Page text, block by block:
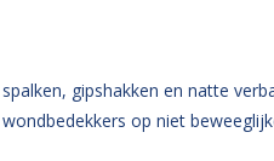
gipshakken en natte
op niet